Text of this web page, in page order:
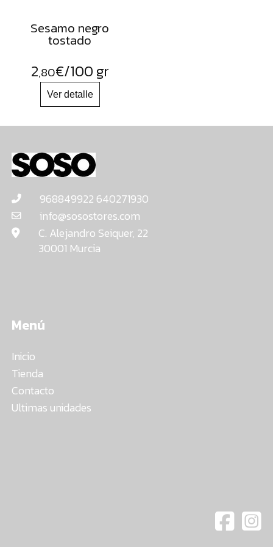
Sesamo negro
tostado
2,80€/100 gr
968849922 640271930
info@sosostores.com
C. Alejandro Seiquer, 22
30001 Murcia
Menú
Inicio
Tienda
Contacto
Ultimas unidades